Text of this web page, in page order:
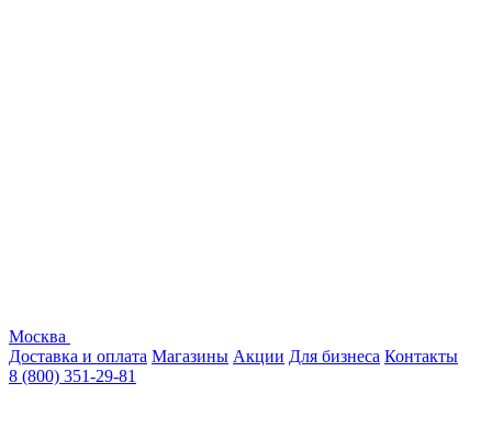
Москва
Доставка и оплата Магазины Акции Для бизнеса Контакты
8 (800) 351-29-81